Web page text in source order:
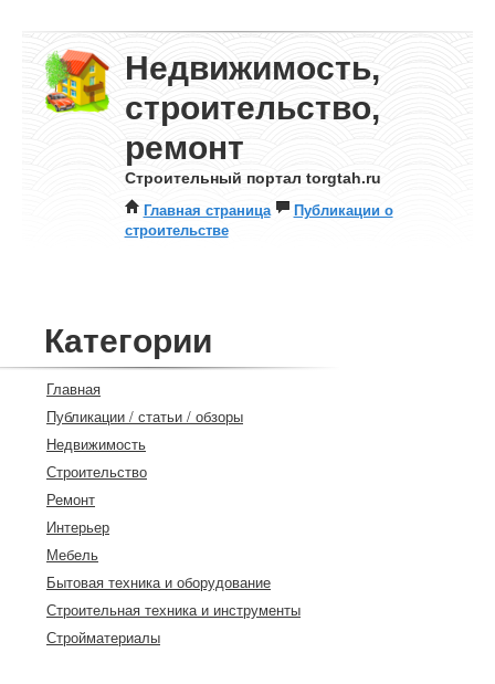
Недвижимость,
строительство,
ремонт
Строительный портал torgtah.ru
Главная страница
Публикации о
строительстве
Категории
Главная
Публикации / статьи / обзоры
Недвижимость
Строительство
Ремонт
Интерьер
Мебель
Бытовая техника и оборудование
Строительная техника и инструменты
Стройматериалы